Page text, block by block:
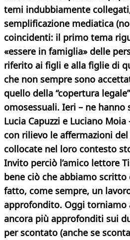
temi indubbiamente
semplificazione mediatica
coincidenti: il primo tema
«essere in famiglia» delle
riferito ai figli e alla figlie di
che non sempre sono
quello della “copertura
omosessuali. Ieri – ne
Lucia Capuzzi e Luciano Moia
con rilievo le affermazioni
collocate nel loro contesto
Invito perciò l’amico lettore
bene ciò che abbiamo scritto
fatto, come sempre, un
approfondito. Oggi torniamo
ancora più approfonditi sui
per scontato (anche se